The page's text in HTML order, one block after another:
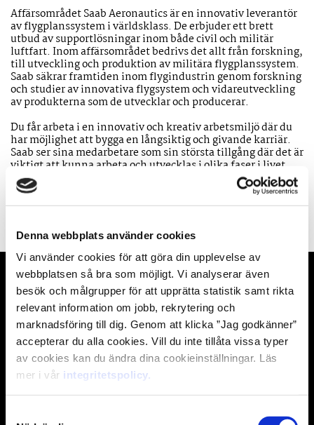
Denna webbplats använder cookies
Vi använder cookies för att göra din upplevelse av
webbplatsen så bra som möjligt. Vi analyserar även
besök och målgrupper för att upprätta statistik samt rikta
relevant information om jobb, rekrytering och
marknadsföring till dig. Genom att klicka ”Jag godkänner”
accepterar du alla cookies. Vill du inte tillåta vissa typer
av cookies kan du ändra dina cookieinställningar. Läs
mer i vår integritetspolicy.
Affärsområdet Saab Aeronautics är en innovativ leverantör
av flygplanssystem i världsklass. De erbjuder ett brett
utbud av supportlösningar inom både civil och militär
luftfart. Inom affärsområdet bedrivs det allt från forskning,
till utveckling och produktion av militära flygplanssystem.
Saab säkrar framtiden inom flygindustrin genom forskning
och studier av innovativa flygsystem och vidareutveckling
av produkterna som de utvecklar och producerar.
Du får arbeta i en innovativ och kreativ arbetsmiljö där du
har möjlighet att bygga en långsiktig och givande karriär.
Saab ser sina medarbetare som sin största tillgång där det är
viktigt att kunna arbeta och utvecklas i olika faser i livet.
Saab står för en stark kunskapstradition och erbjuder därför
möjlighet till kontinuerligt lärande och förutsättningar för
varje medarbetare att forma sin egen karriär.
Intresseanmälan: Talangprogram
Framtiden
Förnamn *